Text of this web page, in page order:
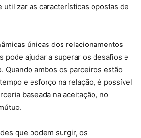
utilizar as características opostas de
únicas dos relacionamentos
pode ajudar a superar os desafios e
Quando ambos os parceiros estão
e esforço na relação, é possível
baseada na aceitação, no
que podem surgir, os